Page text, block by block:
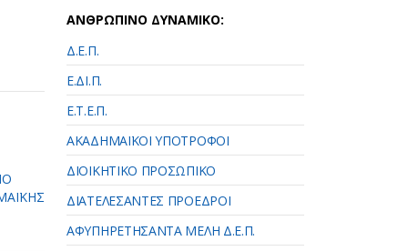
ΑΝΘΡΩΠΙΝΟ ΔΥΝΑΜΙΚΟ:
Δ.Ε.Π.
Ε.ΔΙ.Π.
Ε.Τ.Ε.Π.
ΑΚΑΔΗΜΑΪΚΟΙ ΥΠΟΤΡΟΦΟΙ
ΔΙΟΙΚΗΤΙΚΟ ΠΡΟΣΩΠΙΚΟ
ΔΙΑΤΕΛΕΣΑΝΤΕΣ ΠΡΟΕΔΡΟΙ
ΑΦΥΠΗΡΕΤΗΣΑΝΤΑ ΜΕΛΗ Δ.Ε.Π.